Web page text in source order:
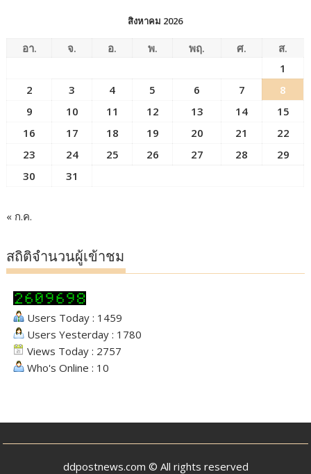
สิงหาคม 2026
อา. จ. อ. พ. พฤ. ศ.
ส.
1
2
3 4 5 6 7
8
9
10 11 12 13 14
15
16
17 18 19 20 21
22
23
24 25 26 27 28
29
30
31
« ก.ค.
สถิติจำนวนผู้เข้าชม
Users Today : 1459
Users Yesterday : 1780
Views Today : 2757
Who's Online : 10
ddpostnews.com © All rights reserved